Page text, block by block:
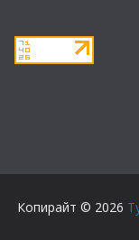
Копирайт © 2026